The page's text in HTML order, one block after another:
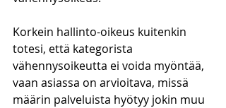
Korkein hallinto-oikeus kuitenkin
totesi, että kategorista
vähennysoikeutta ei voida myöntää,
vaan asiassa on arvioitava, missä
määrin palveluista hyötyy jokin muu